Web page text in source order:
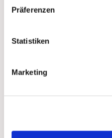
Präferenzen
Statistiken
Marketing
Dies